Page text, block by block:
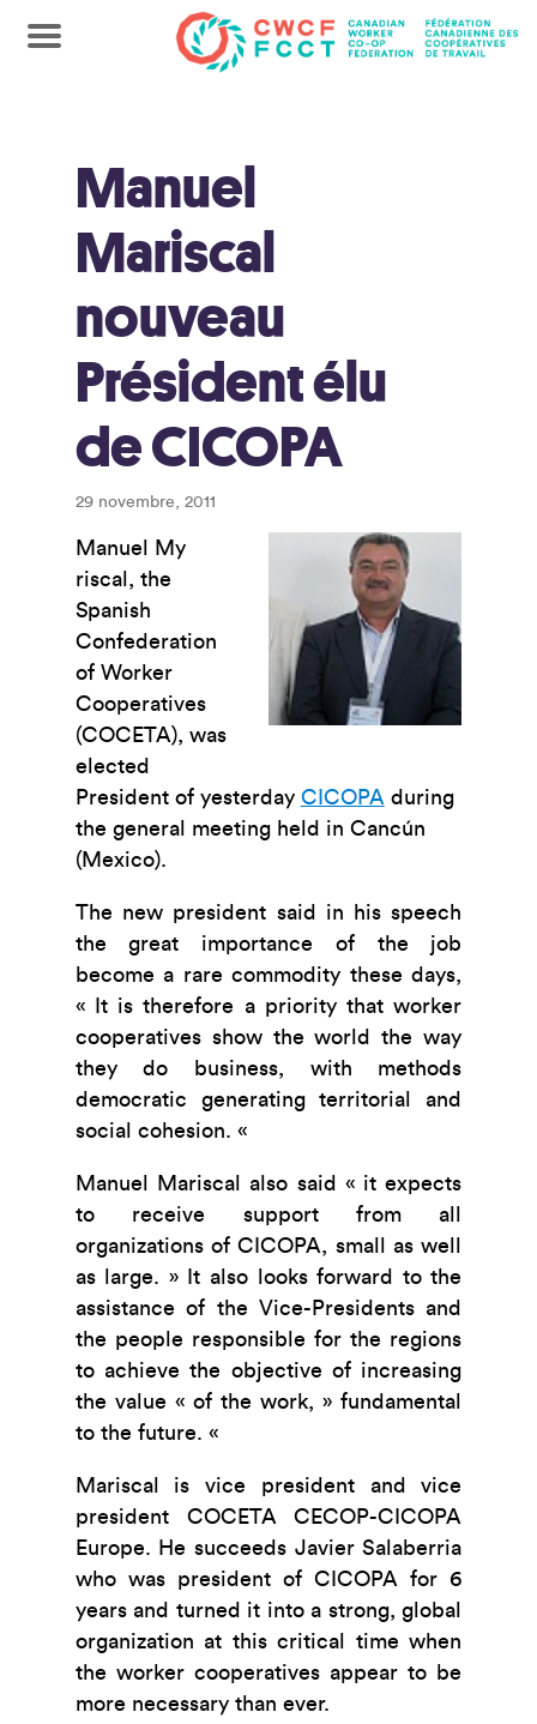
Manuel
Mariscal
nouveau
Président élu
de CICOPA
29 novembre, 2011
Manuel My
riscal, the
Spanish
Confederation
of Worker
Cooperatives
(COCETA), was
elected
President of yesterday CICOPA during
the general meeting held in Cancún
(Mexico).
The new president said in his speech
the great importance of the job
become a rare commodity these days,
« It is therefore a priority that worker
cooperatives show the world the way
they do business, with methods
democratic generating territorial and
social cohesion. «
Manuel Mariscal also said « it expects
to receive support from all
organizations of CICOPA, small as well
as large. » It also looks forward to the
assistance of the Vice-Presidents and
the people responsible for the regions
to achieve the objective of increasing
the value « of the work, » fundamental
to the future. «
Mariscal is vice president and vice
president COCETA CECOP-CICOPA
Europe. He succeeds Javier Salaberria
who was president of CICOPA for 6
years and turned it into a strong, global
organization at this critical time when
the worker cooperatives appear to be
more necessary than ever.